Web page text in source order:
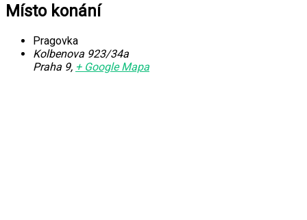
Místo konání
Pragovka
Kolbenova 923/34a
Praha 9, + Google Mapa